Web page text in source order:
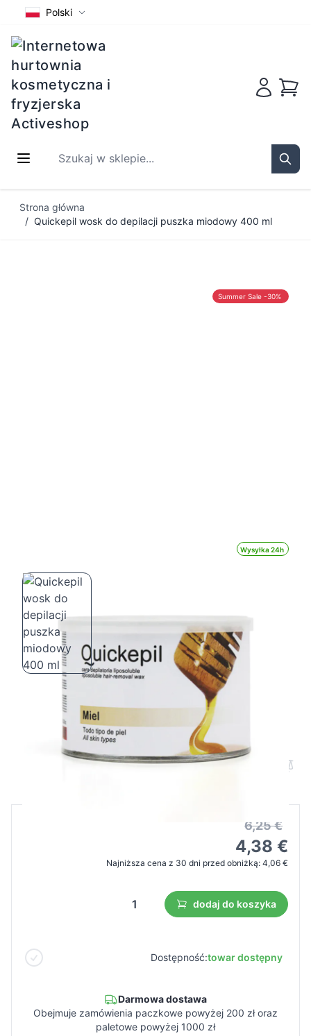
Polski
Szukaj w sklepie...
Strona główna
/ Quickepil wosk do depilacji puszka miodowy 400 ml
Wysyłka 24h
Summer Sale -30%
Quickepil wosk do depilacji puszka
miodowy 400 ml
6,25 €
4,38 €
Najniższa cena z 30 dni przed obniżką: 4,06 €
dodaj do koszyka
Dostępność:towar dostępny
Darmowa dostawa
Obejmuje zamówienia paczkowe powyżej 200 zł oraz
paletowe powyżej 1000 zł